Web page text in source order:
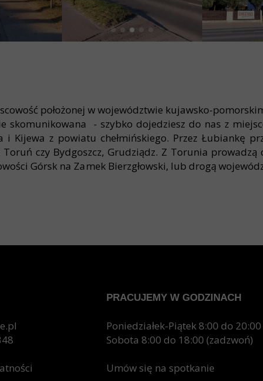
położonej w województwie kujawsko-
- szybko dojedziesz do nas z
i Kijewa z powiatu chełmińskiego. Przez Łubiankę
czy Bydgoszcz, Grudziądz. Z Torunia
Górsk na Zamek Bierzgłowski, lub drogą
PRACUJEMY W GODZINACH
Poniedziałek-Piątek 8:00 do 20:00
Sobota 8:00 do 18:00 (zadzwoń)
Umów się na spotkanie
to gwarancja lepszego samopoczucia.
posłużą przez wiele lat bez konieczności
poliuretanową, przyczyniasz się do